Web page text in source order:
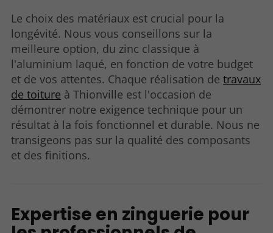
Le choix des matériaux est crucial pour la
longévité. Nous vous conseillons sur la
meilleure option, du zinc classique à
l'aluminium laqué, en fonction de votre budget
et de vos attentes. Chaque réalisation detravaux
de toiture à Thionville est l'occasion de
démontrer notre exigence technique pour un
résultat à la fois fonctionnel et durable. Nous ne
transigeons pas sur la qualité des composants
et des finitions.
Expertise en zinguerie pour